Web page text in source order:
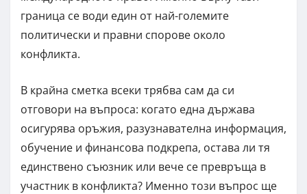
граница се води един от най-големите
политически и правни спорове около
конфликта.
В крайна сметка всеки трябва сам да си
отговори на въпроса: когато една държава
осигурява оръжия, разузнавателна информация,
обучение и финансова подкрепа, остава ли тя
единствено съюзник или вече се превръща в
участник в конфликта? Именно този въпрос ще